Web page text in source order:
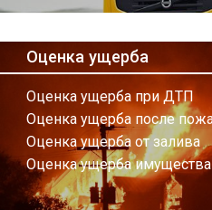
Оценка ущерба
Оценка ущерба при ДТП
Оценка ущерба после
Оценка ущерба от залива
Оценка ущерба имущества